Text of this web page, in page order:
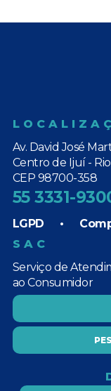
Av. David José
Centro de Ijuí -
CEP 98700-358
55 3331-
LGPD •
SAC
Serviço de
ao Consumidor